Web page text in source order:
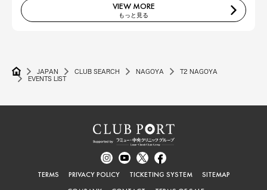
VIEW MORE
もっと見る
JAPAN CLUB SEARCH NAGOYA
T2 NAGOYA
EVENTS LIST
TERMS PRIVACY POLICY TICKETING SYSTEM
SITEMAP